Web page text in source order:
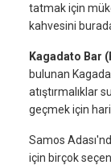
tatmak için
kahvesini
Kagadato Bar
bulunan
atıştırmalıklar
geçmek için
Samos
için birçok